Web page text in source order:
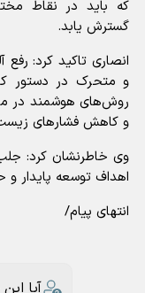
که باید در نقاط
گسترش یابد.
انصاری تاکید کرد:
و متحرک در دستور
روش‌های هوشمند در
و کاهش فشار‌های
وی خاطرنشان کرد:
اهداف توسعه پایدار
انتهای پیام/